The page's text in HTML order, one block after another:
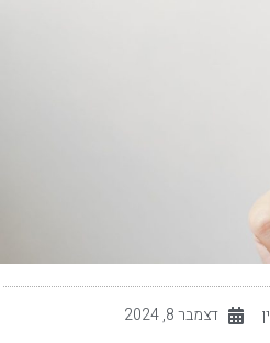
דצמבר 8, 2024